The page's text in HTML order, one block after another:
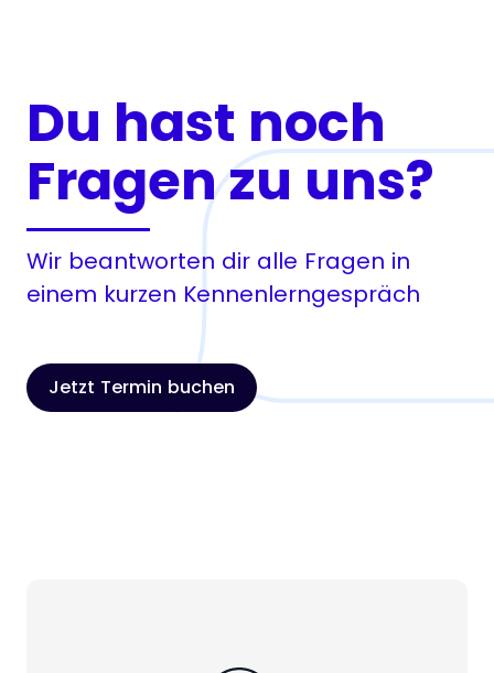
Du hast noch
Fragen zu uns?
Wir beantworten dir alle Fragen in
einem kurzen Kennenlerngespräch
Jetzt Termin buchen